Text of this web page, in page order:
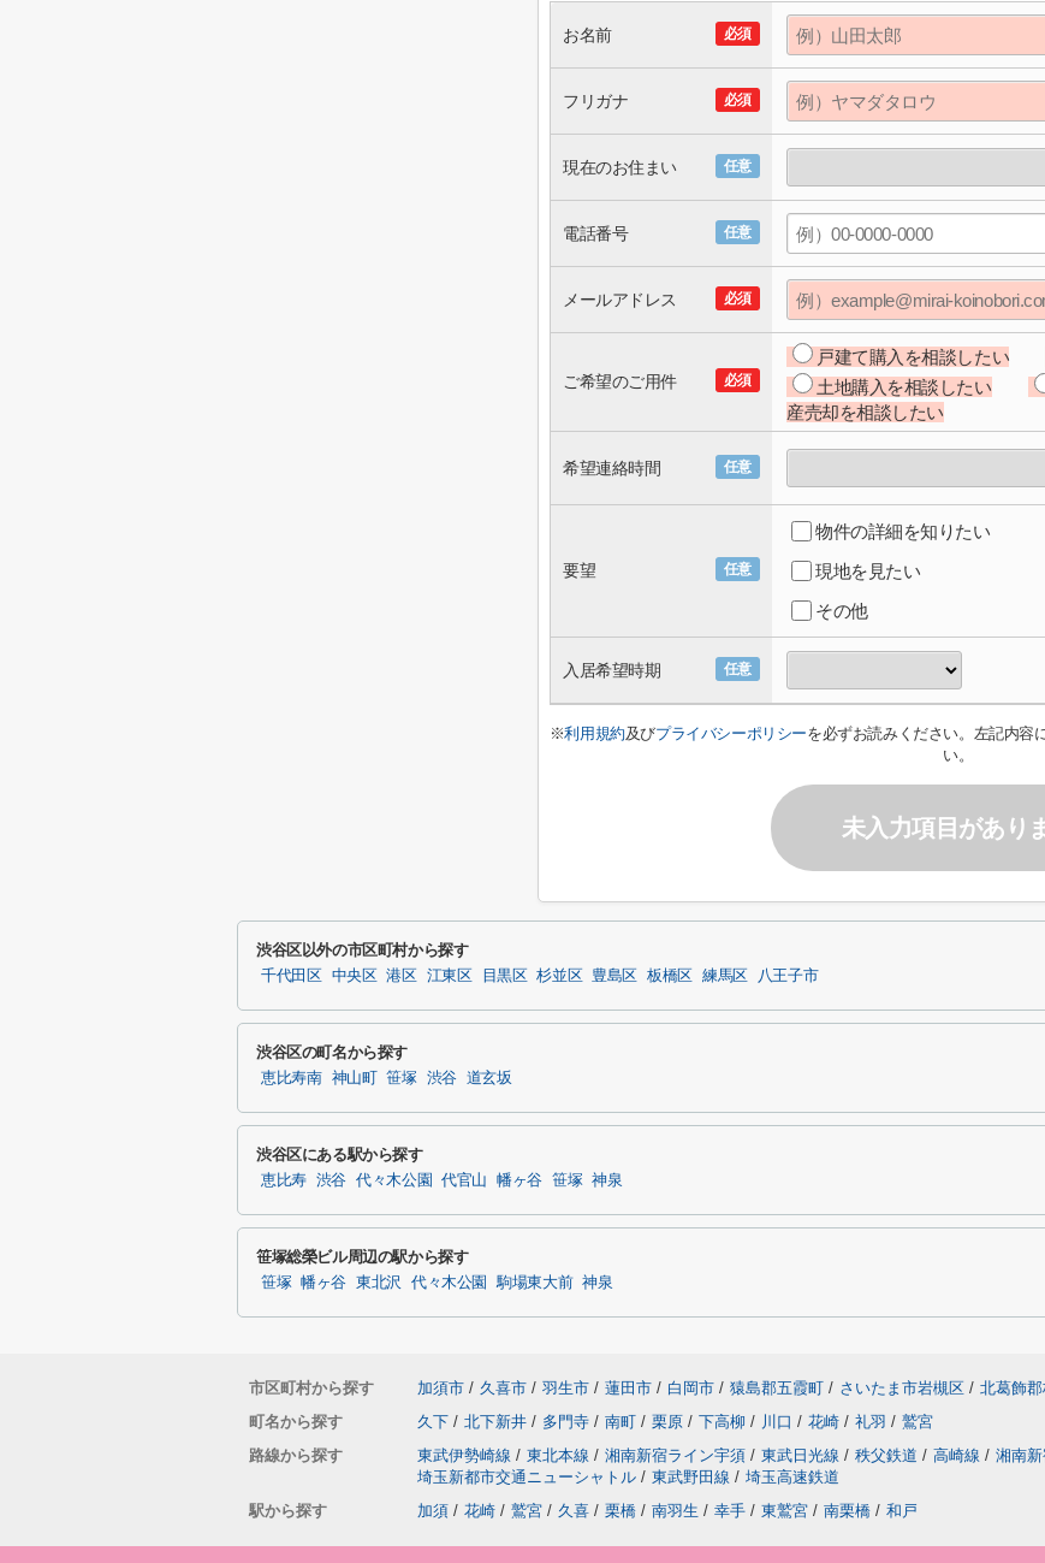
必須
お名前
必須
フリガナ
任意
現在のお住まい
任意
電話番号
必須
メールアドレス
必須
ご希望のご用件
戸建て購入を相談したい
土地購入を相談したい
産売却を相談したい
任意
希望連絡時間
任意
要望
物件の詳細を知りたい
現地を見たい
その他
任意
入居希望時期
※利用規約及びプライバシーポリシーを必ずお読みください。左記内容
い。
未入力項目があり
渋谷区以外の市区町村から探す
千代田区 中央区 港区 江東区 目黒区 杉並区 豊島区 板橋区 練馬区 八王子市
渋谷区の町名から探す
恵比寿南 神山町 笹塚 渋谷 道玄坂
渋谷区にある駅から探す
恵比寿 渋谷 代々木公園 代官山 幡ヶ谷 笹塚 神泉
笹塚総榮ビル周辺の駅から探す
笹塚 幡ヶ谷 東北沢 代々木公園 駒場東大前 神泉
市区町村から探す 加須市 / 久喜市 / 羽生市 / 蓮田市 / 白岡市 / 猿島郡五霞町 / さいたま市岩槻区 / 北葛飾
町名から探す
久下 / 北下新井 / 多門寺 / 南町 / 栗原 / 下高柳 / 川口 / 花崎 / 礼羽 / 鷲宮
路線から探す
東武伊勢崎線 / 東北本線 / 湘南新宿ライン宇須 / 東武日光線 / 秩父鉄道 / 高崎線 / 湘南
埼玉新都市交通ニューシャトル / 東武野田線 / 埼玉高速鉄道
駅から探す
加須 / 花崎 / 鷲宮 / 久喜 / 栗橋 / 南羽生 / 幸手 / 東鷲宮 / 南栗橋 / 和戸